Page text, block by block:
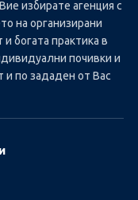
избирате агенция с
на организирани
и богата практика в
почивки и
и по зададен от Вас